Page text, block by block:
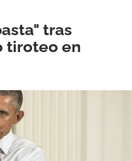
tras
tiroteo en